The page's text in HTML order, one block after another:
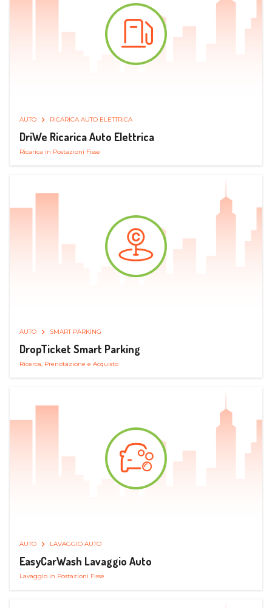
AUTO RICARICA AUTO ELETTRICA
DriWe Ricarica Auto Elettrica
Ricarica in Postazioni Fisse
AUTO SMART PARKING
DropTicket Smart Parking
Ricerca, Prenotazione e Acquisto
AUTO LAVAGGIO AUTO
EasyCarWash Lavaggio Auto
Lavaggio in Postazioni Fisse